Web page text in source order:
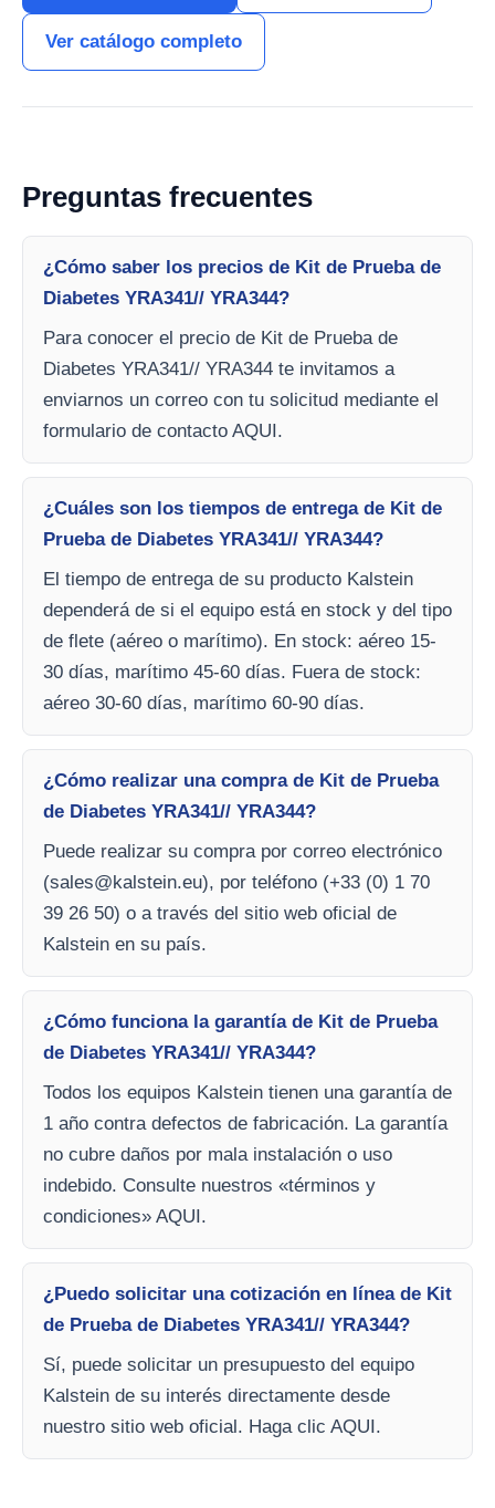
Ver catálogo completo
Preguntas frecuentes
¿Cómo saber los precios de Kit de Prueba de
Diabetes YRA341// YRA344?
Para conocer el precio de Kit de Prueba de
Diabetes YRA341// YRA344 te invitamos a
enviarnos un correo con tu solicitud mediante el
formulario de contacto AQUI.
¿Cuáles son los tiempos de entrega de Kit de
Prueba de Diabetes YRA341// YRA344?
El tiempo de entrega de su producto Kalstein
dependerá de si el equipo está en stock y del tipo
de flete (aéreo o marítimo). En stock: aéreo 15-
30 días, marítimo 45-60 días. Fuera de stock:
aéreo 30-60 días, marítimo 60-90 días.
¿Cómo realizar una compra de Kit de Prueba
de Diabetes YRA341// YRA344?
Puede realizar su compra por correo electrónico
(sales@kalstein.eu), por teléfono (+33 (0) 1 70
39 26 50) o a través del sitio web oficial de
Kalstein en su país.
¿Cómo funciona la garantía de Kit de Prueba
de Diabetes YRA341// YRA344?
Todos los equipos Kalstein tienen una garantía de
1 año contra defectos de fabricación. La garantía
no cubre daños por mala instalación o uso
indebido. Consulte nuestros «términos y
condiciones» AQUI.
¿Puedo solicitar una cotización en línea de Kit
de Prueba de Diabetes YRA341// YRA344?
Sí, puede solicitar un presupuesto del equipo
Kalstein de su interés directamente desde
nuestro sitio web oficial. Haga clic AQUI.